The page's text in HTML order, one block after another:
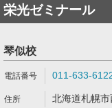
栄光ゼミナール
琴似校
011-633-
北海道札幌